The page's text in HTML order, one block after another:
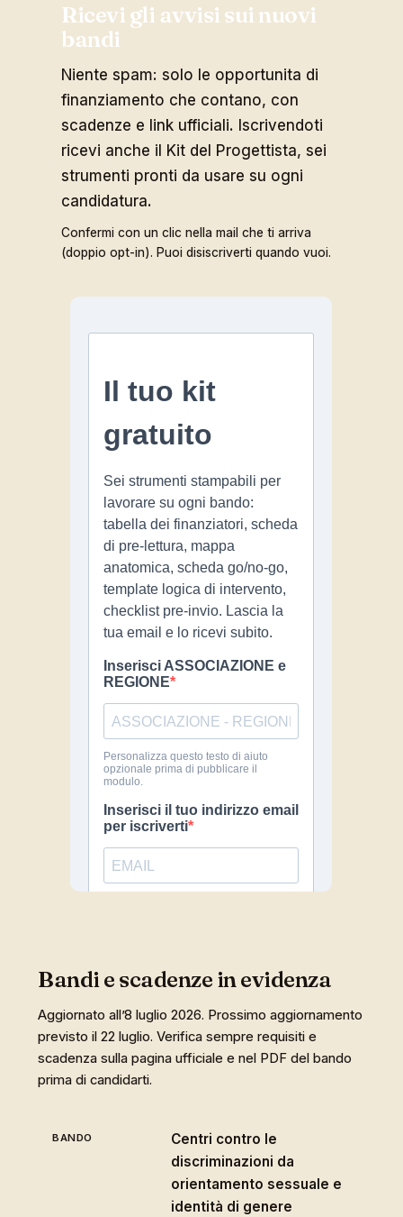
Ricevi gli avvisi sui nuovi
bandi
Niente spam: solo le opportunita di
finanziamento che contano, con
scadenze e link ufficiali. Iscrivendoti
ricevi anche il Kit del Progettista, sei
strumenti pronti da usare su ogni
candidatura.
Confermi con un clic nella mail che ti arriva
(doppio opt-in). Puoi disiscriverti quando vuoi.
Bandi e scadenze in evidenza
Aggiornato all’8 luglio 2026. Prossimo aggiornamento
previsto il 22 luglio. Verifica sempre requisiti e
scadenza sulla pagina ufficiale e nel PDF del bando
prima di candidarti.
Centri contro le
discriminazioni da
orientamento sessuale e
identità di genere